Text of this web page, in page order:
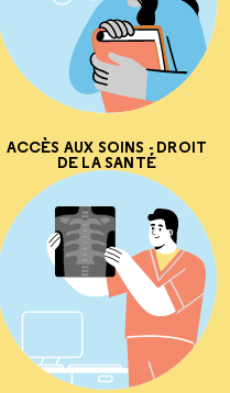
ACCÈS AUX SOINS - DROIT
DE LA SANTÉ